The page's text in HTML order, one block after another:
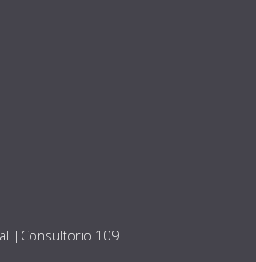
|Consultorio 109